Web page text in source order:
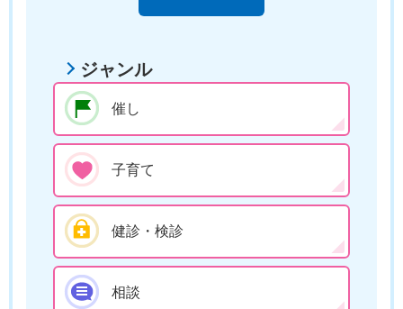
ジャンル
催し
子育て
健診・検診
相談